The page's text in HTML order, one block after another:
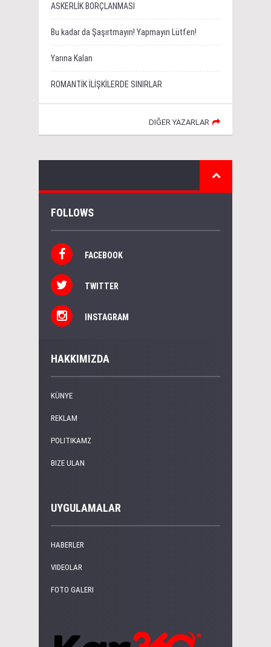
ASKERLİK BORÇLANMASI
Bu kadar da Şaşırtmayın! Yapmayın Lütfen!
Yarına Kalan
ROMANTİK İLİŞKİLERDE SINIRLAR
DIĞER YAZARLAR
FOLLOWS
FACEBOOK
TWITTER
INSTAGRAM
HAKKIMIZDA
KÜNYE
REKLAM
POLITIKAMZ
BIZE ULAN
UYGULAMALAR
HABERLER
VIDEOLAR
FOTO GALERI